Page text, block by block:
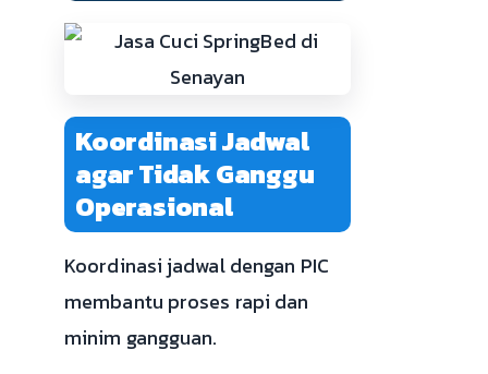
Koordinasi Jadwal
agar Tidak Ganggu
Operasional
Koordinasi jadwal dengan PIC
membantu proses rapi dan
minim gangguan.